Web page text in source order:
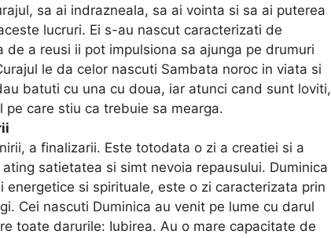
sa ai indrazneala, sa ai vointa si sa ai puterea
lucruri. Ei s-au nascut caracterizati de
a reusi ii pot impulsiona sa ajunga pe drumuri
le da celor nascuti Sambata noroc in viata si
batuti cu una cu doua, iar atunci cand sunt loviti,
care stiu ca trebuie sa mearga.
a finalizarii. Este totodata o zi a creatiei si a
satietatea si simt nevoia repausului. Duminica
si spirituale, este o zi caracterizata prin
Cei nascuti Duminica au venit pe lume cu darul
toate darurile: Iubirea. Au o mare capacitate de